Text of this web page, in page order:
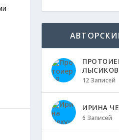
ЛЫСИКОВ
12 Записей
ИРИНА
6 Записей